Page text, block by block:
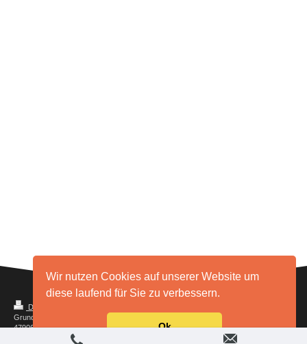
Wir nutzen Cookies auf unserer Website um
diese laufend für Sie zu verbessern.
Ok
Druckversion
Grundschule Tönisberg, Helmeskamp 9,
47906 Kempen, Telefon: 02845/3958450, Fax: